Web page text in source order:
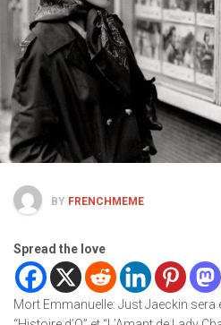
BY FRENCHMEME
Spread the love
Mort Emmanuelle: Just Jaeckin sera